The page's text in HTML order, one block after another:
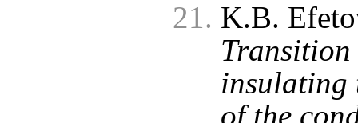
K.B.
insulating
of the